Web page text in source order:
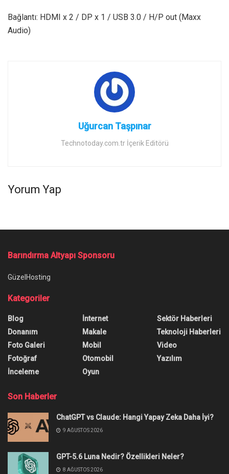
Bağlantı: HDMI x 2 / DP x 1 / USB 3.0 / H/P out (Maxx
Audio)
Uğurcan Taşpınar
Technotoday.com.tr İçerik Editörü
Yorum Yap
Barındırma Altyapı Sponsoru
GüzelHosting
Kategoriler
Blog
Donanım
Foto Galeri
Fotoğraf
İnceleme
İnternet
Makale
Mobil
Otomobil
Oyun
Sektör Haberleri
Teknoloji Haberleri
Video
Yazılım
Son Haberler
ChatGPT vs Claude: Hangi Yapay Zeka Daha İyi?
9 AĞUSTOS 2026
GPT-5.6 Luna Nedir? Özellikleri Neler?
8 AĞUSTOS 2026